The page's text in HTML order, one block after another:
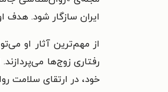
ایران سازگار شود. هدف
از مهم‌ترین آثار او
رفتاری زوج‌ها می‌پردازند.
خود، در ارتقای سلامت